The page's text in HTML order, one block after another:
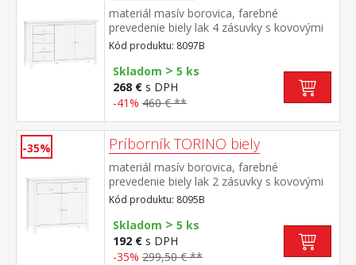
materiál masív borovica, farebné
prevedenie biely lak 4 zásuvky s kovovými
pojazdmi, 2 plné dvere, 1 polica
Kód produktu: 8097B
Skladom > 5 ks
268 € s DPH
-41% 460 € **
-35% Príborník TORINO biely
materiál masív borovica, farebné
prevedenie biely lak 2 zásuvky s kovovými
pojazdmi, 2 plné dvere, 1 polica vhodný
doplnok nadstavec 8096B
Kód produktu: 8095B
Skladom > 5 ks
192 € s DPH
-35% 299,50 € **